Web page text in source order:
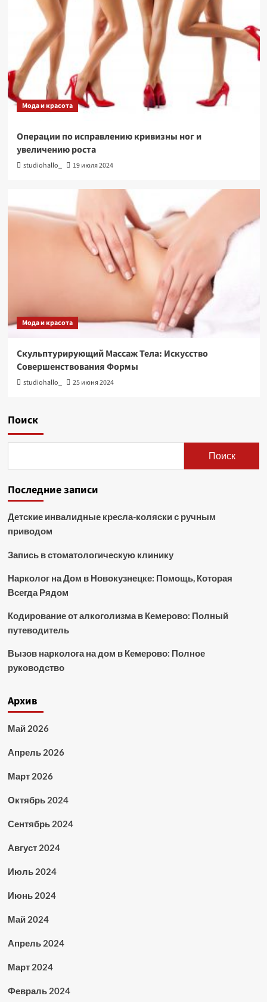
Мода и красота
Операции по исправлению кривизны ног и
увеличению роста
studiohallo_ 19 июля 2024
Мода и красота
Скульптурирующий Массаж Тела: Искусство
Совершенствования Формы
studiohallo_ 25 июня 2024
Поиск
Поиск
Последние записи
Детские инвалидные кресла-коляски с ручным
приводом
Запись в стоматологическую клинику
Нарколог на Дом в Новокузнецке: Помощь, Которая
Всегда Рядом
Кодирование от алкоголизма в Кемерово: Полный
путеводитель
Вызов нарколога на дом в Кемерово: Полное
руководство
Архив
Май 2026
Апрель 2026
Март 2026
Октябрь 2024
Сентябрь 2024
Август 2024
Июль 2024
Июнь 2024
Май 2024
Апрель 2024
Март 2024
Февраль 2024